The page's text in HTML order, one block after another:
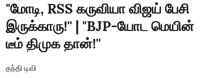
"மோடி, RSS கருவியா விஜய் பேசி
இருக்காரு!'' | "BJP-யோட மெயின்
டீம் திமுக தான்!''
தந்தி டிவி